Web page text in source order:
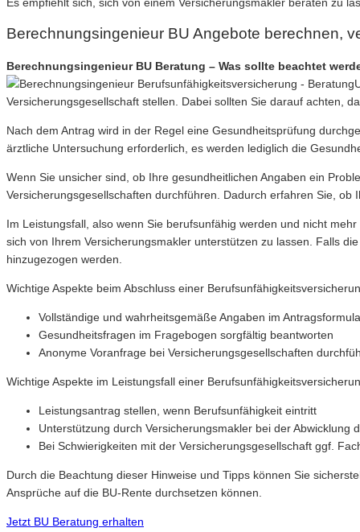
Berechnungsingenieur BU Angebote berechnen,
Berechnungsingenieur BU Beratung – Was sollte beachtet
Versicherungsgesellschaft stellen. Dabei sollten Sie darauf achten,
Nach dem Antrag wird in der Regel eine Gesundheitsprüfung
ärztliche Untersuchung erforderlich, es werden lediglich die
Wenn Sie unsicher sind, ob Ihre gesundheitlichen Angaben ein
Versicherungsgesellschaften durchführen. Dadurch erfahren Sie,
Im Leistungsfall, also wenn Sie berufsunfähig werden und nicht
sich von Ihrem Versicherungsmakler unterstützen zu lassen. Falls
hinzugezogen werden.
Wichtige Aspekte beim Abschluss einer
Vollständige und wahrheitsgemäße Angaben im
Gesundheitsfragen im Fragebogen sorgfältig beantworten
Anonyme Voranfrage bei Versicherungsgesellschaften
Wichtige Aspekte im Leistungsfall einer
Leistungsantrag stellen, wenn Berufsunfähigkeit eintritt
Unterstützung durch Versicherungsmakler bei der Abwicklung
Bei Schwierigkeiten mit der Versicherungsgesellschaft ggf.
Durch die Beachtung dieser Hinweise und Tipps können Sie
Ansprüche auf die BU-Rente durchsetzen können.
Jetzt BU Beratung erhalten